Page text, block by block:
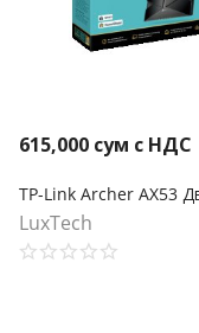
615,000 сум с НДС
LuxTech